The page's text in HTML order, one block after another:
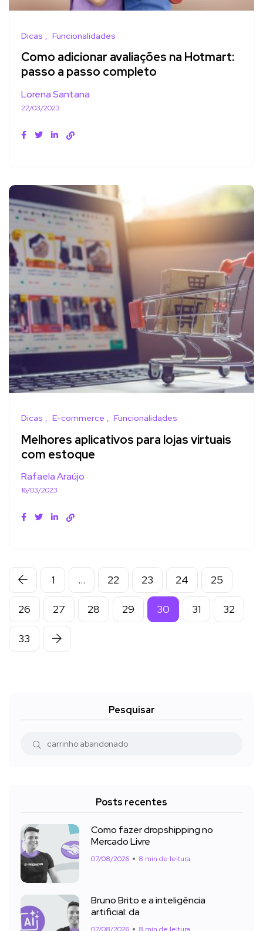
Dicas Funcionalidades
Como adicionar avaliações na Hotmart:
passo a passo completo
Lorena Santana
22/03/2023
Dicas E-commerce Funcionalidades
Melhores aplicativos para lojas virtuais
com estoque
Rafaela Araújo
16/03/2023
1 … 22 23 24 25
26 27 28 29 30 31 32
33
Pesquisar
Posts recentes
Como fazer dropshipping no
Mercado Livre
07/08/2026 8 min de leitura
Bruno Brito e a inteligência
artificial: da